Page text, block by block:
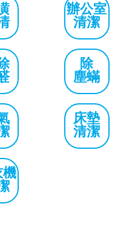
辦公室
清潔
除
塵蟎
床墊
清潔
機